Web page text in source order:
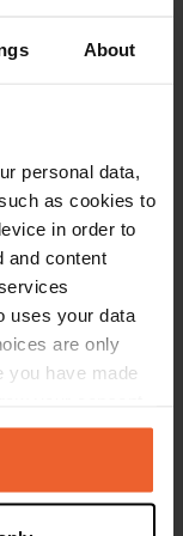
About
personal data,
as cookies to
in order to
and content
uses your data
are only
you have made
by clicking on
die
des bekannten
Eine
historische
Auch der
für erholsame
und Fauna der
sollten sich das
in dem Sie mehr